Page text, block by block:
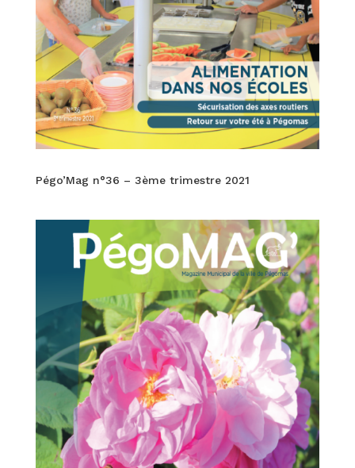
Pégo’Mag n°36 – 3ème trimestre 2021